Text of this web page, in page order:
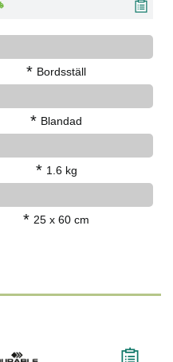
* Bordsställ
* Blandad
* 1.6 kg
* 25 x 60 cm